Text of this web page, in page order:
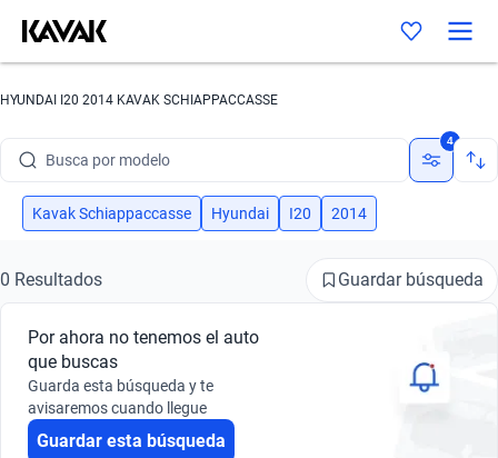
HYUNDAI I20 2014 KAVAK SCHIAPPACCASSE
Busca por modelo
Busca por versión
Busca por marca
Busca por modelo
Busca por versión
4
Kavak Schiappaccasse Hyundai I20 2014
0 Resultados Guardar búsqueda
Por ahora no tenemos el auto
que buscas
Guarda esta búsqueda y te
avisaremos cuando llegue
Guardar esta búsqueda